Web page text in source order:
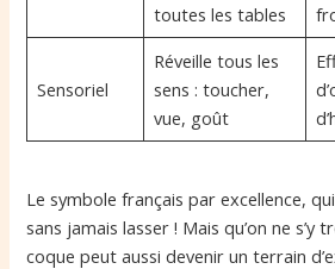
toutes les tables
Sensoriel
Réveille tous les
sens : toucher,
vue, goût
Le symbole français par excellence,
sans jamais lasser ! Mais qu’on ne s’y
coque peut aussi devenir un terrain